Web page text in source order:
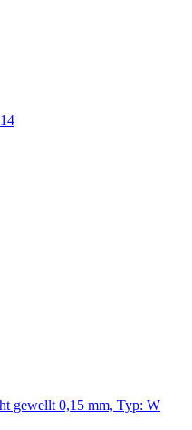
gewellt 0,15 mm, Typ: W